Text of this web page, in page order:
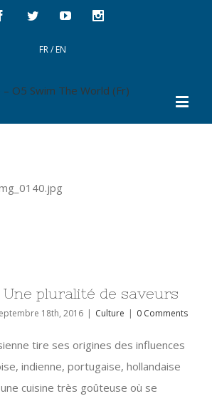
FR/EN
pluralité de saveurs
18th, 2016 | Culture | 0 Comments
tire ses origines des influences
indienne, portugaise, hollandaise
cuisine très goûteuse où se